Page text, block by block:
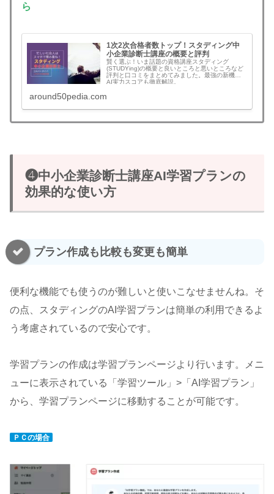
ら
1次2次合格者数トップ！スタディング中
小企業診断士講座の概要と評判
賢く選ぶ！いま話題の資格講座スタディング
(STUDYing)の概要と良いところと悪いところなど
評判と口コミをまとめてみました。最強の新機能
AI実力スコアも徹底解説。
around50pedia.com
❹中小企業診断士講座AI学習プランの
効果的な使い方
プラン作成も比較も変更も簡単
便利な機能でも使うのが難しいと使いこなせませんね。そ
の点、スタディングのAI学習プランは簡単の利用できるよ
う考慮されているので安心です。
学習プランの作成は学習プランページより行います。メニ
ューに表示されている「学習ツール」>「AI学習プラン」
から、学習プランページに移動することが可能です。
ＰＣの場合